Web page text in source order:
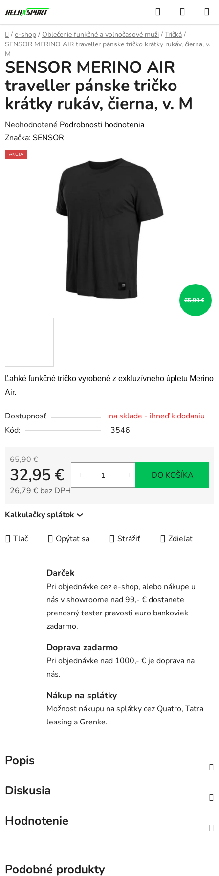
na
obsah
Hľadať
KOŠÍK
Domov
/ e-shop / Oblečenie funkčné a voľnočasové muži / Tričká /
SENSOR MERINO AIR traveller pánske tričko krátky rukáv, čierna, v.
M
Ľahké funkčné tričko vyrobené z exkluzívneho úpletu Merino
Air.
Dostupnosť
na sklade - ihneď k dodaniu
Kód:
3546
65,90 €
32,95 €
26,79 € bez DPH
DO KOŠÍKA
Kalkulačky splátok
Tlač Opýtať sa Strážiť Zdieľať
SENSOR MERINO AIR
traveller pánske tričko
krátky rukáv, čierna, v. M
Priemerné
hodnotenie
produktu
Neohodnotené Podrobnosti hodnotenia
Značka: SENSOR
AKCIA
65,90 €
Darček
Pri objednávke cez e-shop, alebo nákupe u
nás v showroome nad 99,- € dostanete
prenosný tester pravosti euro bankoviek
zadarmo.
Doprava zadarmo
Pri objednávke nad 1000,- € je doprava na
nás.
Nákup na splátky
Možnosť nákupu na splátky cez Quatro, Tatra
leasing a Grenke.
Popis
Diskusia
Hodnotenie
Podobné produkty